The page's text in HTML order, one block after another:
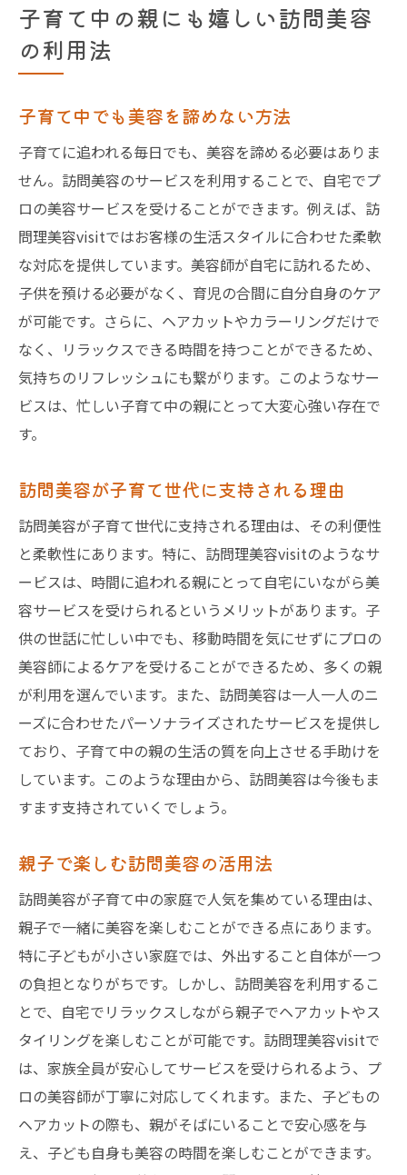
子育て中の親にも嬉しい訪問美容
の利用法
子育て中でも美容を諦めない方法
子育てに追われる毎日でも、美容を諦める必要はありま
せん。訪問美容のサービスを利用することで、自宅でプ
ロの美容サービスを受けることができます。例えば、訪
問理美容visitではお客様の生活スタイルに合わせた柔軟
な対応を提供しています。美容師が自宅に訪れるため、
子供を預ける必要がなく、育児の合間に自分自身のケア
が可能です。さらに、ヘアカットやカラーリングだけで
なく、リラックスできる時間を持つことができるため、
気持ちのリフレッシュにも繋がります。このようなサー
ビスは、忙しい子育て中の親にとって大変心強い存在で
す。
訪問美容が子育て世代に支持される理由
訪問美容が子育て世代に支持される理由は、その利便性
と柔軟性にあります。特に、訪問理美容visitのようなサ
ービスは、時間に追われる親にとって自宅にいながら美
容サービスを受けられるというメリットがあります。子
供の世話に忙しい中でも、移動時間を気にせずにプロの
美容師によるケアを受けることができるため、多くの親
が利用を選んでいます。また、訪問美容は一人一人のニ
ーズに合わせたパーソナライズされたサービスを提供し
ており、子育て中の親の生活の質を向上させる手助けを
しています。このような理由から、訪問美容は今後もま
すます支持されていくでしょう。
親子で楽しむ訪問美容の活用法
訪問美容が子育て中の家庭で人気を集めている理由は、
親子で一緒に美容を楽しむことができる点にあります。
特に子どもが小さい家庭では、外出すること自体が一つ
の負担となりがちです。しかし、訪問美容を利用するこ
とで、自宅でリラックスしながら親子でヘアカットやス
タイリングを楽しむことが可能です。訪問理美容visitで
は、家族全員が安心してサービスを受けられるよう、プ
ロの美容師が丁寧に対応してくれます。また、子どもの
ヘアカットの際も、親がそばにいることで安心感を与
え、子ども自身も美容の時間を楽しむことができます。